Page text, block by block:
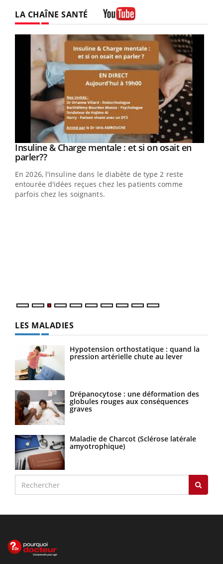
LA CHAÎNE SANTÉ
Youtube
Insuline & Charge mentale : et si on osait en
parler??Youtube
En 2026, l'insuline dans le diabète de type 2 reste
entourée d'idées reçues chez les patients comme
parfois chez les soignants.
LES MALADIES
Hypotension orthostatique : quand la
pression artérielle chute au lever
Drépanocytose : une déformation des
globules rouges aux conséquences
graves
Maladie de Charcot (Sclérose latérale
amyotrophique)